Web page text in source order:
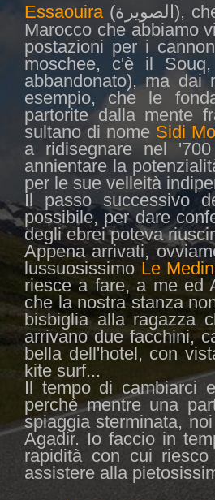
Essaouira (الصويرة ),
Marocco che abbiamo
postazioni per i
moschee, c'è il
abbandonato), ma dai
esempio, che le
partorite dalla mente
sultano di nome Sidi
a ridisegnare nel
annientare la
per le sue velleità
Il passo successivo
possibile, per dare
degli ebrei poteva
Appena arrivati,
lussuosissimo Le
riesce a fare, a me ed
che la nostra stanza
bisbiglia alla ragazza
arrivano due facchini,
bella dell'hotel, con
kite surf...
Il tempo di cambiarci
perché mentre una
spiaggia sterminata,
Agadir. Io faccio in
rapidità con cui
assistere alla